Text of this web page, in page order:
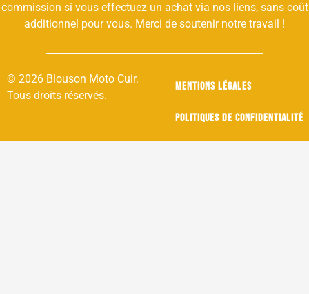
commission si vous effectuez un achat via nos liens, sans coût
additionnel pour vous. Merci de soutenir notre travail !
© 2026 Blouson Moto Cuir.
Tous droits réservés.
Mentions légales
Politiques de confidentialité